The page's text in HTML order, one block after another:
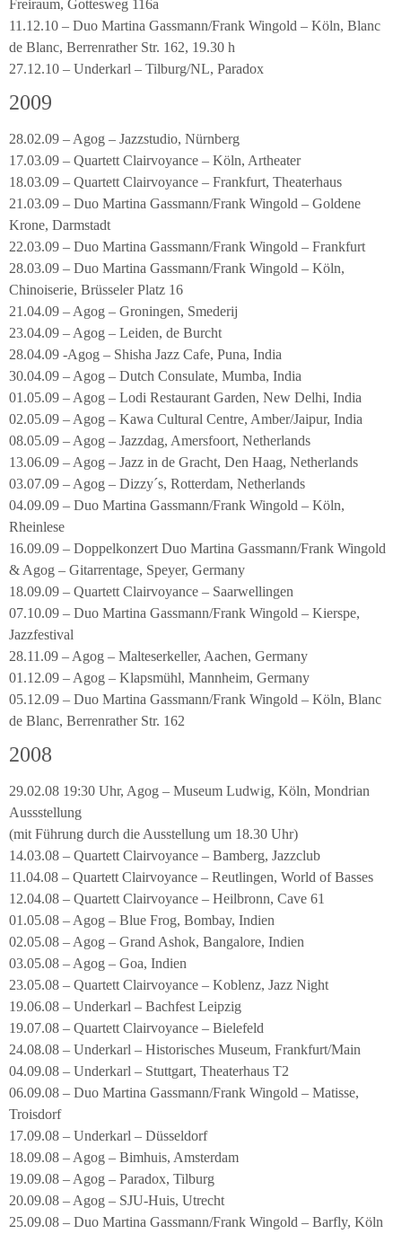
Freiraum, Gottesweg 116a
11.12.10 – Duo Martina Gassmann/Frank Wingold – Köln, Blanc
de Blanc, Berrenrather Str. 162, 19.30 h
27.12.10 – Underkarl – Tilburg/NL, Paradox
2009
28.02.09 – Agog – Jazzstudio, Nürnberg
17.03.09 – Quartett Clairvoyance – Köln, Artheater
18.03.09 – Quartett Clairvoyance – Frankfurt, Theaterhaus
21.03.09 – Duo Martina Gassmann/Frank Wingold – Goldene
Krone, Darmstadt
22.03.09 – Duo Martina Gassmann/Frank Wingold – Frankfurt
28.03.09 – Duo Martina Gassmann/Frank Wingold – Köln,
Chinoiserie, Brüsseler Platz 16
21.04.09 – Agog – Groningen, Smederij
23.04.09 – Agog – Leiden, de Burcht
28.04.09 -Agog – Shisha Jazz Cafe, Puna, India
30.04.09 – Agog – Dutch Consulate, Mumba, India
01.05.09 – Agog – Lodi Restaurant Garden, New Delhi, India
02.05.09 – Agog – Kawa Cultural Centre, Amber/Jaipur, India
08.05.09 – Agog – Jazzdag, Amersfoort, Netherlands
13.06.09 – Agog – Jazz in de Gracht, Den Haag, Netherlands
03.07.09 – Agog – Dizzy´s, Rotterdam, Netherlands
04.09.09 – Duo Martina Gassmann/Frank Wingold – Köln,
Rheinlese
16.09.09 – Doppelkonzert Duo Martina Gassmann/Frank Wingold
& Agog – Gitarrentage, Speyer, Germany
18.09.09 – Quartett Clairvoyance – Saarwellingen
07.10.09 – Duo Martina Gassmann/Frank Wingold – Kierspe,
Jazzfestival
28.11.09 – Agog – Malteserkeller, Aachen, Germany
01.12.09 – Agog – Klapsmühl, Mannheim, Germany
05.12.09 – Duo Martina Gassmann/Frank Wingold – Köln, Blanc
de Blanc, Berrenrather Str. 162
2008
29.02.08 19:30 Uhr, Agog – Museum Ludwig, Köln, Mondrian
Aussstellung
(mit Führung durch die Ausstellung um 18.30 Uhr)
14.03.08 – Quartett Clairvoyance – Bamberg, Jazzclub
11.04.08 – Quartett Clairvoyance – Reutlingen, World of Basses
12.04.08 – Quartett Clairvoyance – Heilbronn, Cave 61
01.05.08 – Agog – Blue Frog, Bombay, Indien
02.05.08 – Agog – Grand Ashok, Bangalore, Indien
03.05.08 – Agog – Goa, Indien
23.05.08 – Quartett Clairvoyance – Koblenz, Jazz Night
19.06.08 – Underkarl – Bachfest Leipzig
19.07.08 – Quartett Clairvoyance – Bielefeld
24.08.08 – Underkarl – Historisches Museum, Frankfurt/Main
04.09.08 – Underkarl – Stuttgart, Theaterhaus T2
06.09.08 – Duo Martina Gassmann/Frank Wingold – Matisse,
Troisdorf
17.09.08 – Underkarl – Düsseldorf
18.09.08 – Agog – Bimhuis, Amsterdam
19.09.08 – Agog – Paradox, Tilburg
20.09.08 – Agog – SJU-Huis, Utrecht
25.09.08 – Duo Martina Gassmann/Frank Wingold – Barfly, Köln